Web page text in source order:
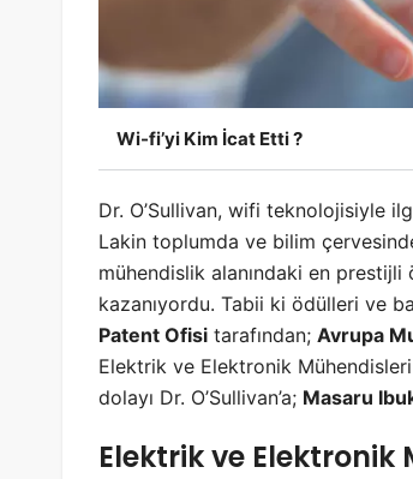
Wi-fi’yi Kim İcat Etti ?
Dr. O’Sullivan, wifi teknolojisiyle
Lakin toplumda ve bilim
mühendislik alanındaki en
kazanıyordu. Tabii ki ödülleri ve
Patent Ofisi tarafından; Avrupa
Elektrik ve Elektronik
dolayı Dr. O’Sullivan’a; Masaru
Elektrik ve Elektronik